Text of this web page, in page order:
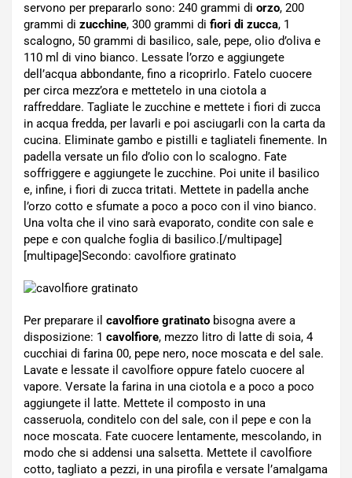
servono per prepararlo sono: 240 grammi di orzo, 200
grammi di zucchine, 300 grammi di fiori di zucca, 1
scalogno, 50 grammi di basilico, sale, pepe, olio d’oliva e
110 ml di vino bianco. Lessate l’orzo e aggiungete
dell’acqua abbondante, fino a ricoprirlo. Fatelo cuocere
per circa mezz’ora e mettetelo in una ciotola a
raffreddare. Tagliate le zucchine e mettete i fiori di zucca
in acqua fredda, per lavarli e poi asciugarli con la carta da
cucina. Eliminate gambo e pistilli e tagliateli finemente. In
padella versate un filo d’olio con lo scalogno. Fate
soffriggere e aggiungete le zucchine. Poi unite il basilico
e, infine, i fiori di zucca tritati. Mettete in padella anche
l’orzo cotto e sfumate a poco a poco con il vino bianco.
Una volta che il vino sarà evaporato, condite con sale e
pepe e con qualche foglia di basilico.[/multipage]
[multipage]Secondo: cavolfiore gratinato
Per preparare il cavolfiore gratinato bisogna avere a
disposizione: 1 cavolfiore, mezzo litro di latte di soia, 4
cucchiai di farina 00, pepe nero, noce moscata e del sale.
Lavate e lessate il cavolfiore oppure fatelo cuocere al
vapore. Versate la farina in una ciotola e a poco a poco
aggiungete il latte. Mettete il composto in una
casseruola, conditelo con del sale, con il pepe e con la
noce moscata. Fate cuocere lentamente, mescolando, in
modo che si addensi una salsetta. Mettete il cavolfiore
cotto, tagliato a pezzi, in una pirofila e versate l’amalgama